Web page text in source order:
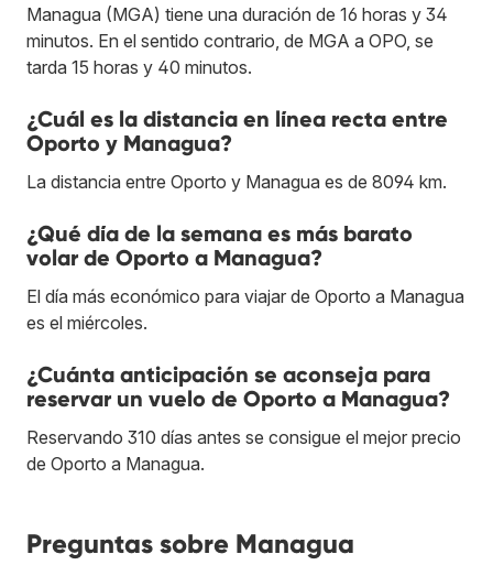
Managua (MGA) tiene una duración de 16 horas y 34
minutos. En el sentido contrario, de MGA a OPO, se
tarda 15 horas y 40 minutos.
¿Cuál es la distancia en línea recta entre
Oporto y Managua?
La distancia entre Oporto y Managua es de 8094 km.
¿Qué día de la semana es más barato
volar de Oporto a Managua?
El día más económico para viajar de Oporto a Managua
es el miércoles.
¿Cuánta anticipación se aconseja para
reservar un vuelo de Oporto a Managua?
Reservando 310 días antes se consigue el mejor precio
de Oporto a Managua.
Preguntas sobre Managua